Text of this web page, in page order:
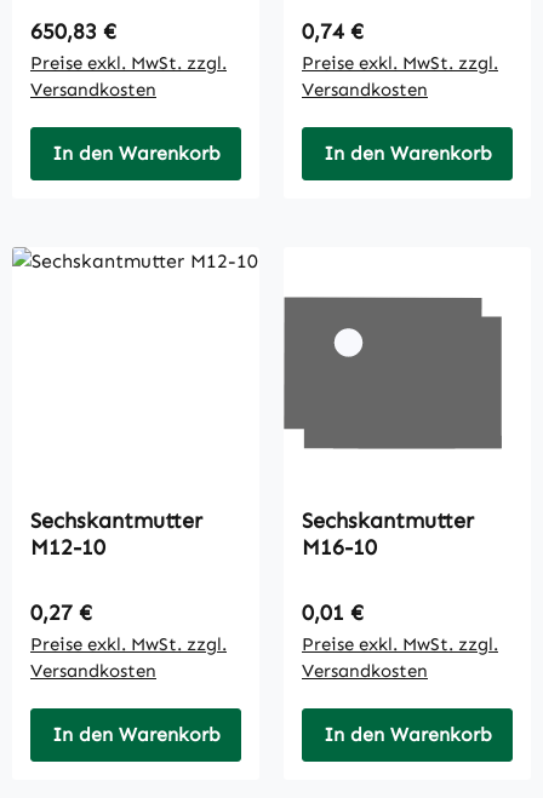
Regulärer Preis:
650,83 €
Preise exkl. MwSt. zzgl.
Versandkosten
In den Warenkorb
Regulärer Preis:
0,74 €
Preise exkl. MwSt. zzgl.
Versandkosten
In den Warenkorb
Sechskantmutter
M12-10
Regulärer Preis:
0,27 €
Preise exkl. MwSt. zzgl.
Versandkosten
In den Warenkorb
Sechskantmutter
M16-10
Regulärer Preis:
0,01 €
Preise exkl. MwSt. zzgl.
Versandkosten
In den Warenkorb